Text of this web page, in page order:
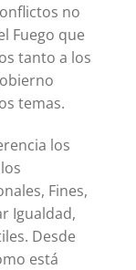
no
Fuego que
tanto a los
temas.
los
Fines,
Igualdad,
Desde
está